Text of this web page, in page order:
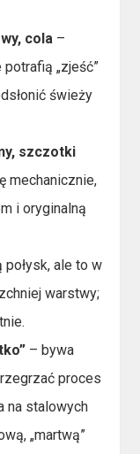
cola –
„zjeść”
świeży
szczotki
mechanicznie,
i oryginalną
połysk, ale to w
warstwy;
– bywa
proces
na stalowych
„martwą”